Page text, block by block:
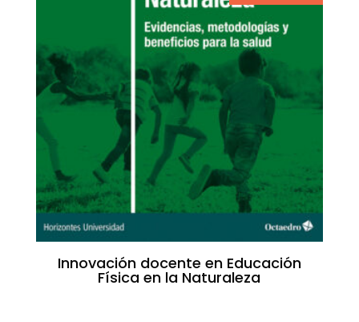
Innovación docente en Educación
Física en la Naturaleza